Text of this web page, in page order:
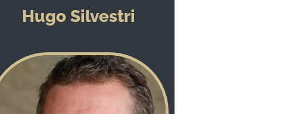
Hugo Silvestri